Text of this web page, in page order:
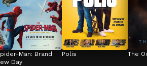
Man: Brand
Day
Polis The